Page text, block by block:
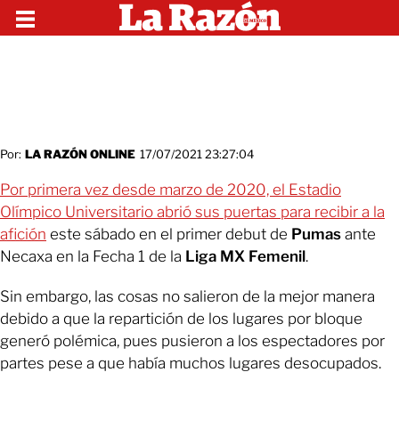
Por: LA RAZÓN ONLINE 17/07/2021 23:27:04
Por primera vez desde marzo de 2020, el Estadio
Olímpico Universitario abrió sus puertas para recibir a la
afición este sábado en el primer debut de Pumas ante
Necaxa en la Fecha 1 de la Liga MX Femenil.
Sin embargo, las cosas no salieron de la mejor manera
debido a que la repartición de los lugares por bloque
generó polémica, pues pusieron a los espectadores por
partes pese a que había muchos lugares desocupados.